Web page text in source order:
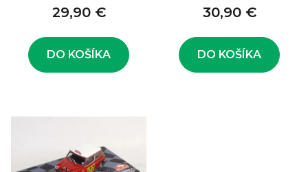
29,90 €
DO KOŠÍKA
30,90 €
DO KOŠÍKA